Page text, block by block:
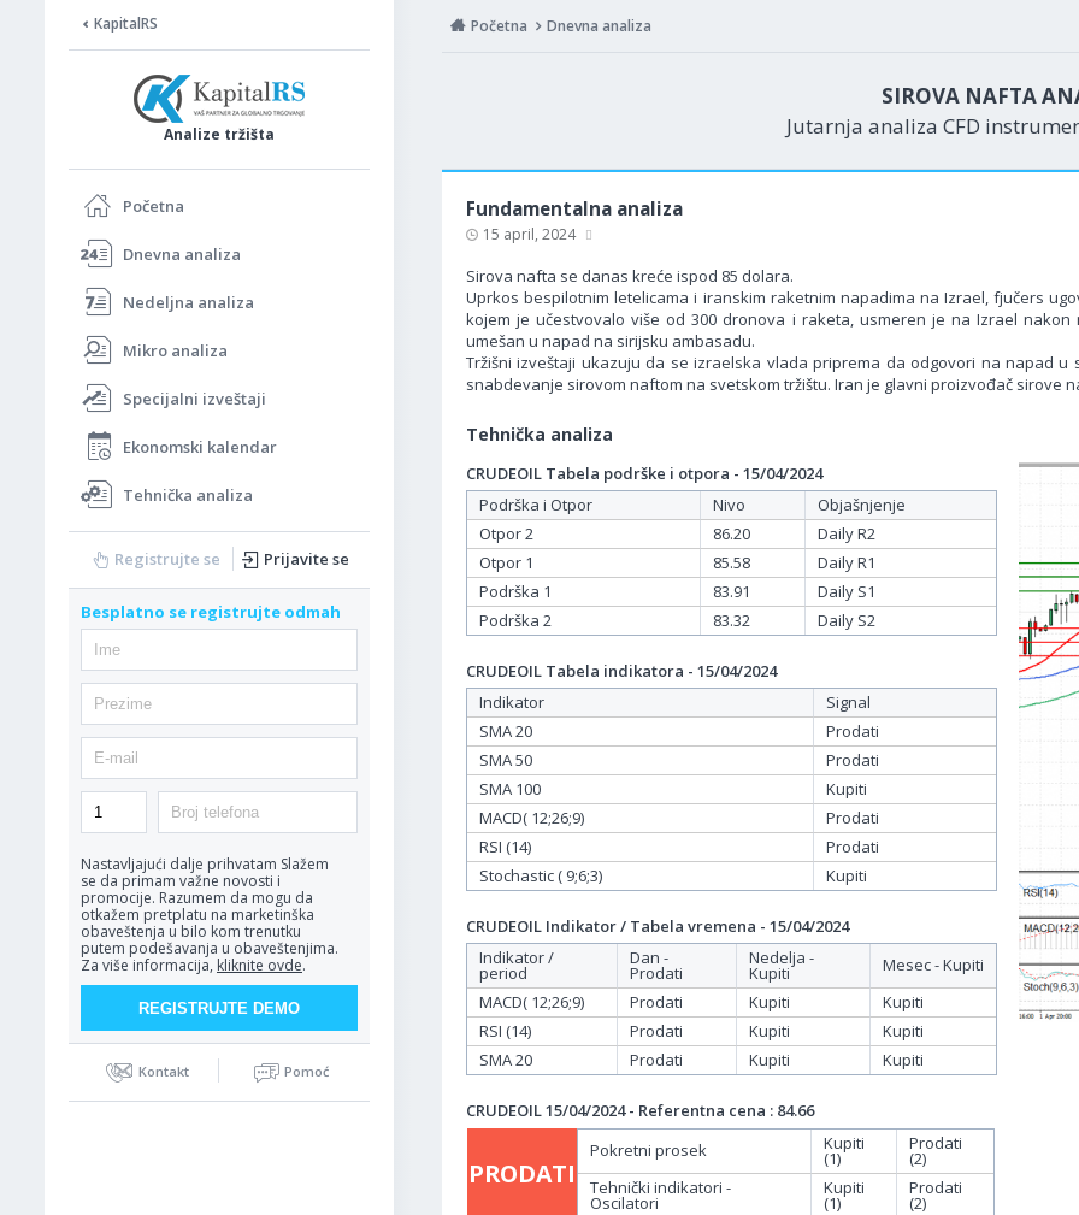
KapitalRS
Analize tržišta
Početna
Dnevna analiza
Nedeljna analiza
Mikro analiza
Specijalni izveštaji
Ekonomski kalendar
Tehnička analiza
Registrujte se Prijavite se
Besplatno se registrujte odmah
Nastavljajući dalje prihvatam Slažem
se da primam važne novosti i
promocije. Razumem da mogu da
otkažem pretplatu na marketinška
obaveštenja u bilo kom trenutku
putem podešavanja u obaveštenjima.
Za više informacija, kliknite ovde.
Kontakt Pomoć
Početna Dnevna analiza
SIROVA NAFTA
Jutarnja analiza CFD
Fundamentalna analiza
15 april, 2024
Sirova nafta se danas kreće ispod 85 dolara.
Uprkos bespilotnim letelicama i iranskim raketnim napadima na Izrael, fjučers
kojem je učestvovalo više od 300 dronova i raketa, usmeren je na Izrael
umešan u napad na sirijsku ambasadu.
Tržišni izveštaji ukazuju da se izraelska vlada priprema da odgovori na napad
snabdevanje sirovom naftom na svetskom tržištu. Iran je glavni proizvođač sirove
Tehnička analiza
CRUDEOIL Tabela podrške i otpora - 15/04/2024
Podrška i Otpor
Nivo
Objašnjenje
Otpor 2
86.20
Daily R2
Otpor 1
85.58
Daily R1
Podrška 1
83.91
Daily S1
Podrška 2
83.32 Daily S2
CRUDEOIL Tabela indikatora - 15/04/2024
Indikator
Signal
SMA 20
Prodati
SMA 50
Prodati
SMA 100
Kupiti
MACD( 12;26;9)
Prodati
RSI (14)
Prodati
Stochastic ( 9;6;3)
Kupiti
CRUDEOIL Indikator / Tabela vremena - 15/04/2024
Indikator /
period
Dan -
Prodati
Nedelja -
Kupiti
Mesec - Kupiti
MACD( 12;26;9)
Prodati Kupiti
Kupiti
RSI (14)
Prodati Kupiti
Kupiti
SMA 20
Prodati Kupiti Kupiti
CRUDEOIL 15/04/2024 - Referentna cena : 84.66
PRODATI
Pokretni prosek Kupiti
(1)
Prodati
(2)
Tehnički indikatori -
Oscilatori
Kupiti
(1)
Prodati
(2)